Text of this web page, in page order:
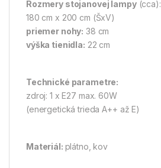
Rozmery stojanovej lampy(cca):
180 cm x 200 cm (ŠxV)
priemer nohy: 38 cm
výška tienidla: 22 cm
Technické parametre:
zdroj: 1 x E27 max. 60W
(energetická trieda A++ až E)
Materiál: plátno, kov